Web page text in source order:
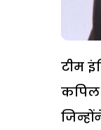
टीम
कपिल